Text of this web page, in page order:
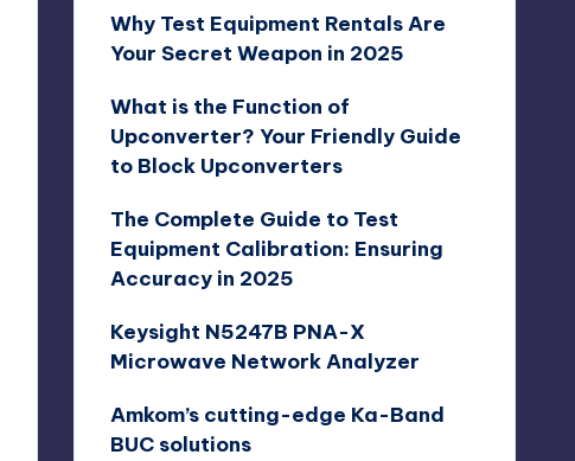
Why Test Equipment Rentals Are
Your Secret Weapon in 2025
What is the Function of
Upconverter? Your Friendly Guide
to Block Upconverters
The Complete Guide to Test
Equipment Calibration: Ensuring
Accuracy in 2025
Keysight N5247B PNA-X
Microwave Network Analyzer
Amkom’s cutting-edge Ka-Band
BUC solutions